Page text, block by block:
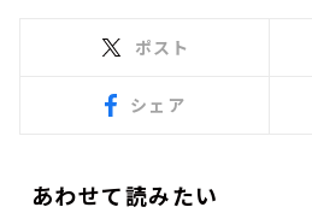
ポスト
シェア
あわせて読みたい